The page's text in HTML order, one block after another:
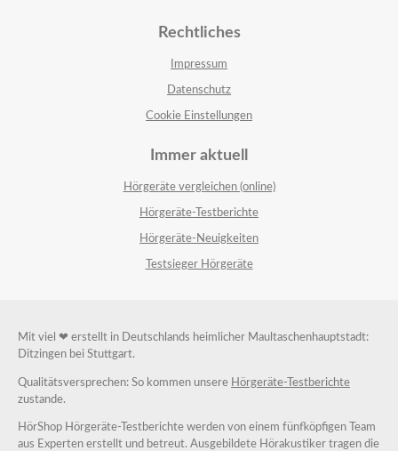
Rechtliches
Impressum
Datenschutz
Cookie Einstellungen
Immer aktuell
Hörgeräte vergleichen (online)
Hörgeräte-Testberichte
Hörgeräte-Neuigkeiten
Testsieger Hörgeräte
Mit viel ❤ erstellt in Deutschlands heimlicher Maultaschenhauptstadt:
Ditzingen bei Stuttgart.
Qualitätsversprechen: So kommen unsere Hörgeräte-Testberichte
zustande.
HörShop Hörgeräte-Testberichte werden von einem fünfköpfigen Team
aus Experten erstellt und betreut. Ausgebildete Hörakustiker tragen die